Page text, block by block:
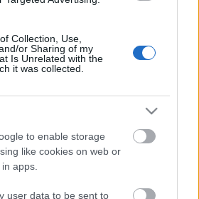
Collection, Use,
or Sharing of my
Is Unrelated with the
it was collected.
to enable storage
like cookies on web or
apps.
user data to be sent to
Από 1η Φεβρουαρίου
τα πορτοκαλί
τιμολόγια - «Στο
παιχνίδι» και άλλα
Πράσινα τιμολόγια:
Σταθεροποίηση τον